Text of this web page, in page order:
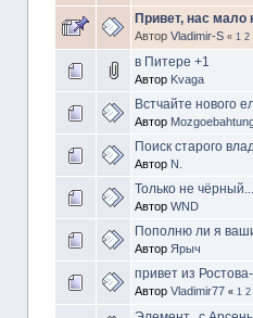
Привет, нас
Автор Vladimir-S « 1 2
в Питере +1
Автор Kvaga
Встчайте нового
Автор
Поиск старого
Автор N.
Только не
Автор WND
Пополню ли я
Автор Ярыч
привет из
Автор Vladimir77 « 1 2